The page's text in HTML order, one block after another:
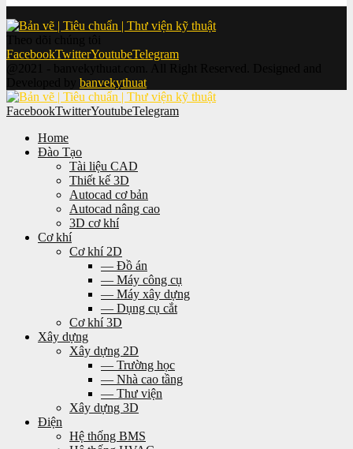
FacebookTwitterYoutubeTelegram
banvekythuat
FacebookTwitterYoutubeTelegram
Home
Đào Tạo
Tài liệu CAD
Thiết kế 3D
Autocad cơ bản
Autocad nâng cao
3D cơ khí
Cơ khí
Cơ khí 2D
— Đồ án
— Máy công cụ
— Máy xây dựng
— Dụng cụ cắt
Cơ khí 3D
Xây dựng
Xây dựng 2D
— Trường học
— Nhà cao tầng
— Thư viện
Xây dựng 3D
Điện
Hệ thống BMS